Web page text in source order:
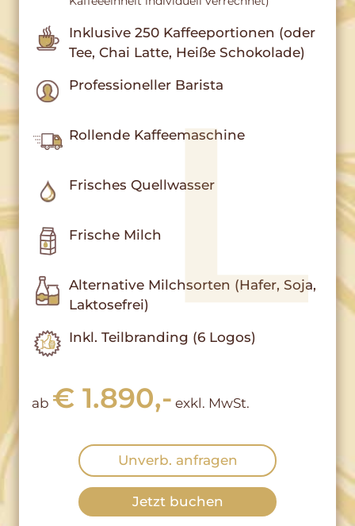
Inklusive 250 Kaffeeportionen (oder
Tee, Chai Latte, Heiße Schokolade)
Professioneller Barista
Rollende Kaffeemaschine
Frisches Quellwasser
Frische Milch
Alternative Milchsorten (Hafer, Soja,
Laktosefrei)
Inkl. Teilbranding (6 Logos)
ab € 1.890,- exkl. MwSt.
Unverb. anfragen
Jetzt buchen